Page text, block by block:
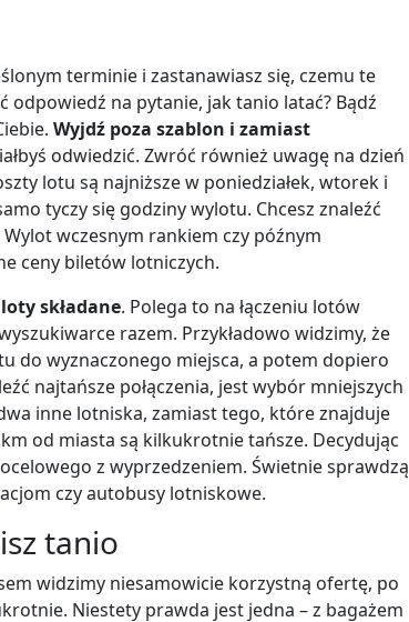
terminie i zastanawiasz się, czemu te
odpowiedź na pytanie, jak tanio latać? Bądź
Wyjdź poza szablon i zamiast
odwiedzić. Zwróć również uwagę na dzień
lotu są najniższe w poniedziałek, wtorek i
tyczy się godziny wylotu. Chcesz znaleźć
wczesnym rankiem czy późnym
ceny biletów lotniczych.
składane. Polega to na łączeniu lotów
razem. Przykładowo widzimy, że
do wyznaczonego miejsca, a potem dopiero
najtańsze połączenia, jest wybór mniejszych
inne lotniska, zamiast tego, które znajduje
od miasta są kilkukrotnie tańsze. Decydując
z wyprzedzeniem. Świetnie sprawdzą
czy autobusy lotniskowe.
tanio
widzimy niesamowicie korzystną ofertę, po
Niestety prawda jest jedna – z bagażem